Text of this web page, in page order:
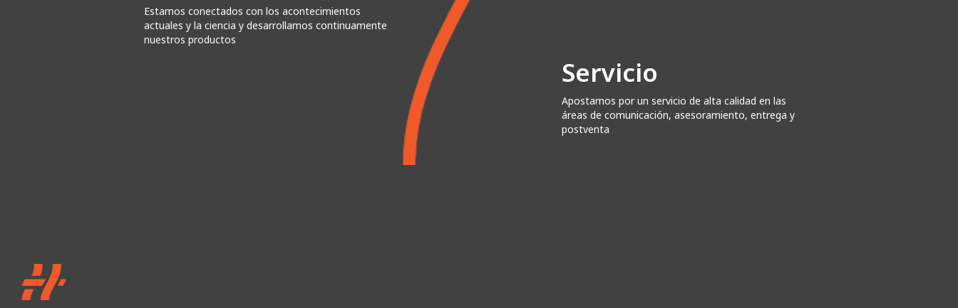
Estamos conectados con los acontecimientos
actuales y la ciencia y desarrollamos continuamente
nuestros productos
Servicio
Apostamos por un servicio de alta calidad en las
áreas de comunicación, asesoramiento, entrega y
postventa